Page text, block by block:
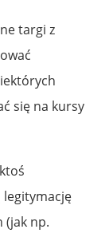
targi z
się na kursy
legitymację
(jak np.